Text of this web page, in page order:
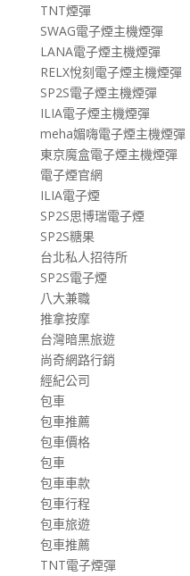
TNT煙彈
SWAG電子煙主機煙彈
LANA電子煙主機煙彈
RELX悅刻電子煙主機煙彈
SP2S電子煙主機煙彈
ILIA電子煙主機煙彈
meha媚嗨電子煙主機煙彈
東京魔盒電子煙主機煙彈
電子煙官網
ILIA電子煙
SP2S思博瑞電子煙
SP2S糖果
台北私人招待所
SP2S電子煙
八大兼職
推拿按摩
台灣暗黑旅遊
尚奇網路行銷
經紀公司
包車
包車推薦
包車價格
包車
包車車款
包車行程
包車旅遊
包車推薦
TNT電子煙彈